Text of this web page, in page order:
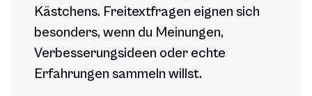
Kästchens. Freitextfragen eignen sich
besonders, wenn du Meinungen,
Verbesserungsideen oder echte
Erfahrungen sammeln willst.